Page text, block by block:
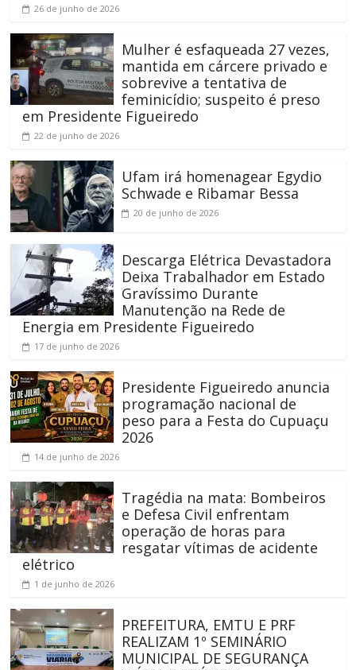
26 de junho de 2026
Mulher é esfaqueada 27 vezes,
mantida em cárcere privado e
sobrevive a tentativa de
feminicídio; suspeito é preso
em Presidente Figueiredo
22 de junho de 2026
Ufam irá homenagear Egydio
Schwade e Ribamar Bessa
20 de junho de 2026
Descarga Elétrica Devastadora
Deixa Trabalhador em Estado
Gravíssimo Durante
Manutenção na Rede de
Energia em Presidente Figueiredo
17 de junho de 2026
Presidente Figueiredo anuncia
programação nacional de
peso para a Festa do Cupuaçu
2026
14 de junho de 2026
Tragédia na mata: Bombeiros
e Defesa Civil enfrentam
operação de horas para
resgatar vítimas de acidente
elétrico
1 de junho de 2026
PREFEITURA, EMTU E PRF
REALIZAM 1º SEMINÁRIO
MUNICIPAL DE SEGURANÇA